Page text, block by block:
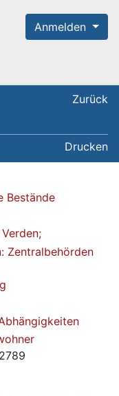
Anmelden
Zurück
Drucken
Bestände
Zentralbehörden